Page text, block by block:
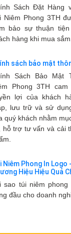
Sách Đặt Hàng
Niêm Phong 3TH
bảo sự thuận
hàng khi mua
sách bảo mật
Sách Bảo Mật
Phong 3TH
lợi của khách
lưu trữ và sử
quý khách nhằm
hỗ trợ tư vấn và cải
Niêm Phong In Logo
Hiệu Hiệu Quả
sao túi niêm
đầu cho doanh